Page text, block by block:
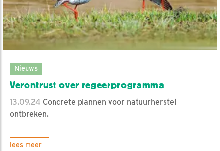
Nieuws
Verontrust over regeerprogramma
13.09.24 Concrete plannen voor natuurherstel
ontbreken.
lees meer